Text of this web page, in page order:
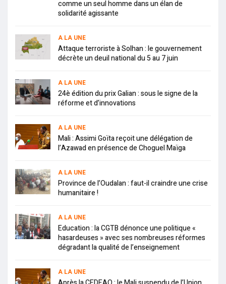
comme un seul homme dans un élan de
solidarité agissante
A LA UNE
Attaque terroriste à Solhan : le gouvernement
décrète un deuil national du 5 au 7 juin
A LA UNE
24è édition du prix Galian : sous le signe de la
réforme et d’innovations
A LA UNE
Mali : Assimi Goïta reçoit une délégation de
l’Azawad en présence de Choguel Maïga
A LA UNE
Province de l’Oudalan : faut-il craindre une crise
humanitaire !
A LA UNE
Education : la CGTB dénonce une politique «
hasardeuses » avec ses nombreuses réformes
dégradant la qualité de l’enseignement
A LA UNE